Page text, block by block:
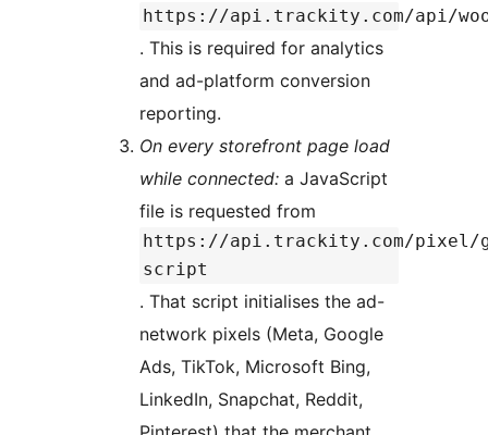
https://api.trackity.com/api/
. This is required for analytics
and ad-platform conversion
reporting.
On every storefront page load
while connected: a JavaScript
file is requested from
https://api.trackity.com/pixel/
script
. That script initialises the ad-
network pixels (Meta, Google
Ads, TikTok, Microsoft Bing,
LinkedIn, Snapchat, Reddit,